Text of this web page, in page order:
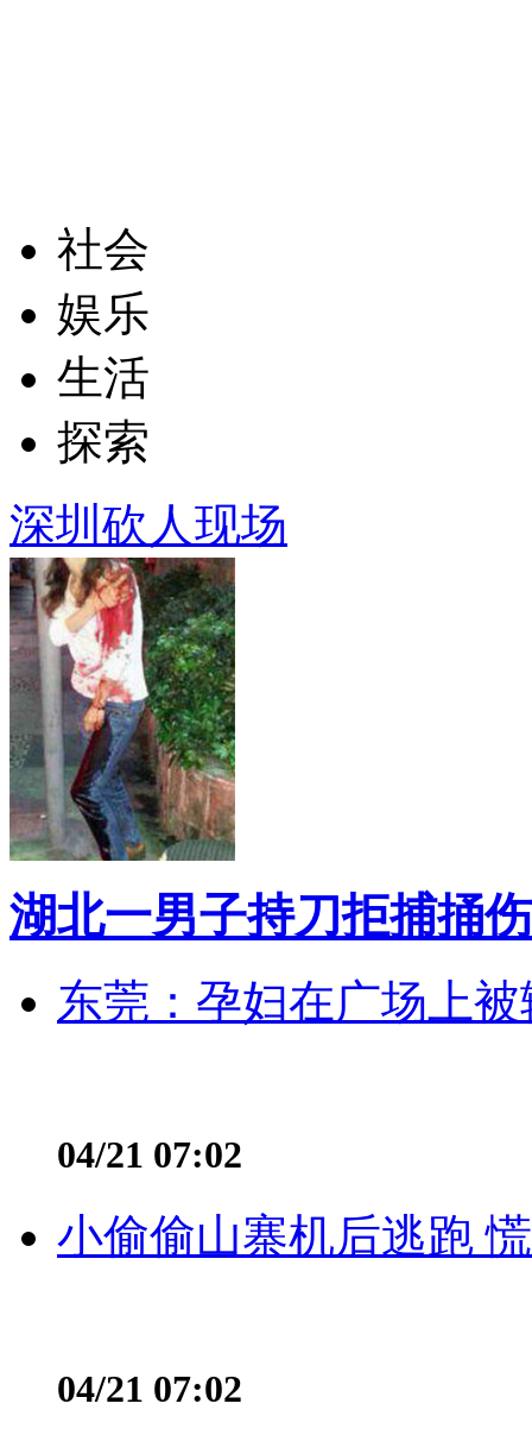
社会
娱乐
生活
探索
深圳砍人现场
湖北一男子持刀拒捕捅
东莞：孕妇在广场上
04/21 07:02
小偷偷山寨机后逃跑
04/21 07:02